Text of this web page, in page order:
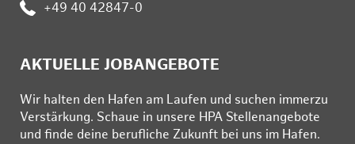
Telefon:
+49 40 42847-0
AKTUELLE JOBANGEBOTE
Wir hal­ten den Ha­fen am Lau­fen und su­chen im­mer­zu
Ver­stär­kung. Schau­e in un­se­re HPA Stel­len­an­ge­bo­te
und fin­de deine be­ruf­li­che Zu­kunft bei uns im Ha­fen.